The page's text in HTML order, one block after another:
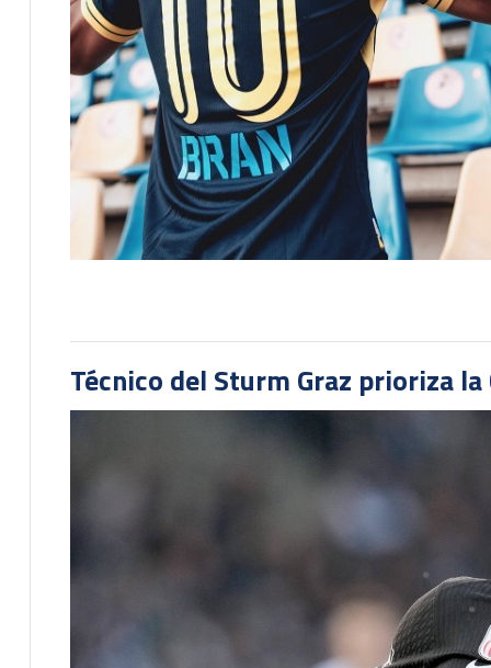
Técnico del Sturm Graz prioriza